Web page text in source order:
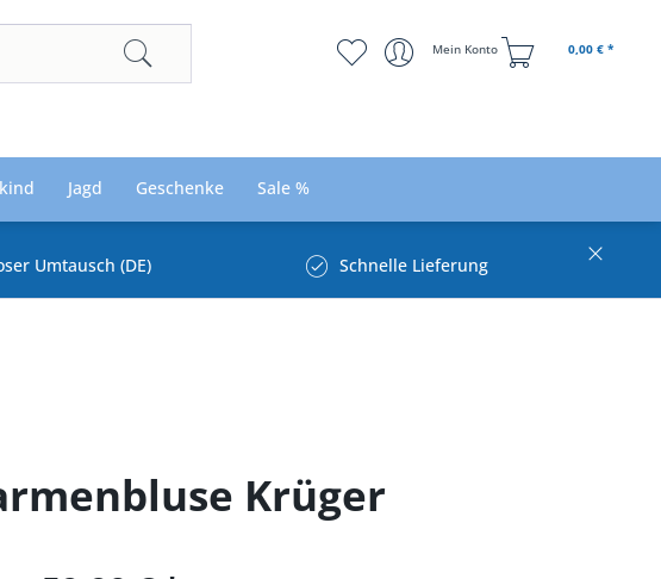
Mein Konto 0,00 € *
Jagd Geschenke Sale %
Umtausch (DE) Schnelle Lieferung
Krüger